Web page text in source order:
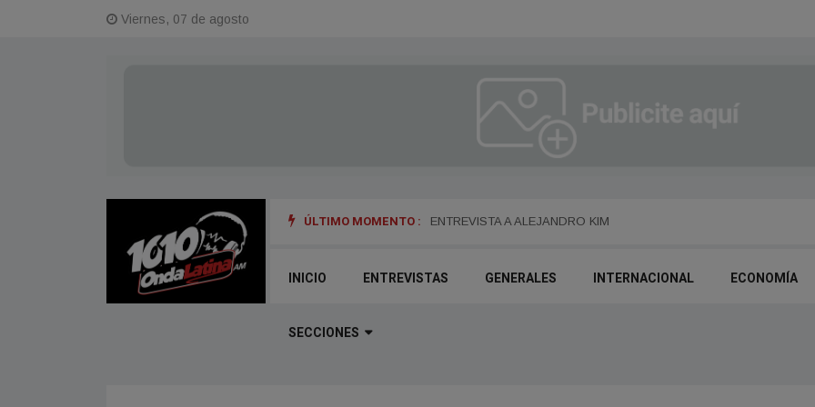
Viernes, 07 de agosto
ÚLTIMO MOMENTO :
- FUNDADOR DE LA PORTEÑA ENTREVISTA A ALEJANDRO KIM
INICIO ENTREVISTAS GENERALES INTERNACIONAL ECONOMÍA
SECCIONES